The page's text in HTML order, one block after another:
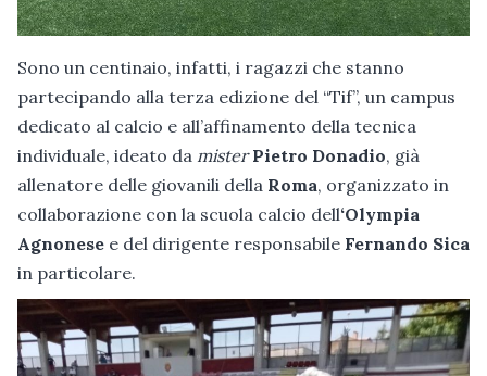
Sono un centinaio, infatti, i ragazzi che stanno
partecipando alla terza edizione del “Tif”, un campus
dedicato al calcio e all’affinamento della tecnica
individuale, ideato da mister Pietro Donadio, già
allenatore delle giovanili della Roma, organizzato in
collaborazione con la scuola calcio dell‘Olympia
Agnonese e del dirigente responsabile Fernando Sica
in particolare.